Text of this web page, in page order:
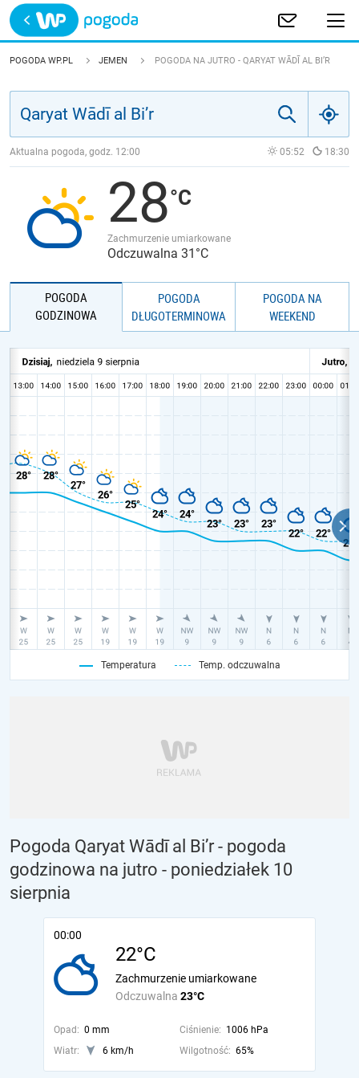
Trwa ładowanie
POLSKA
JAKOŚĆ POWIETRZA
POGODA WP.PL JEMEN POGODA NA JUTRO - QARYAT WĀDĪ AL BI’R
Aktualna pogoda, godz. 12:00 05:52 18:30
28
Zachmurzenie umiarkowane
Odczuwalna 31°C
POGODA
GODZINOWA
POGODA
DŁUGOTERMINOWA
POGODA NA
WEEKEND
Temperatura Temp. odczuwalna
Pogoda Qaryat Wādī al Bi’r - pogoda
godzinowa na jutro - poniedziałek 10
sierpnia
00:00
22°C
Odczuwalna 23°C
Zachmurzenie umiarkowane
Opad: 0 mm Ciśnienie: 1006 hPa
Wiatr:
6 km/h Wilgotność: 65%